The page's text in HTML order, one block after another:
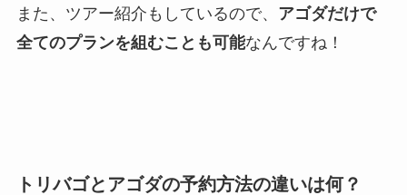
また、ツアー紹介もしているので、 アゴダだけで
全てのプランを組むことも可能なんですね！
トリバゴとアゴダの予約方法の違いは何？